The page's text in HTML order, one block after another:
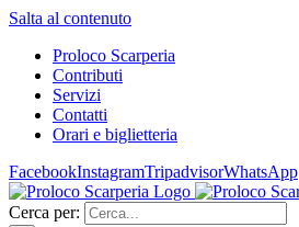
Salta al contenuto
Proloco Scarperia
Contributi
Servizi
Contatti
Orari e biglietteria
FacebookInstagramTripadvisorWhatsApp
Cerca per: